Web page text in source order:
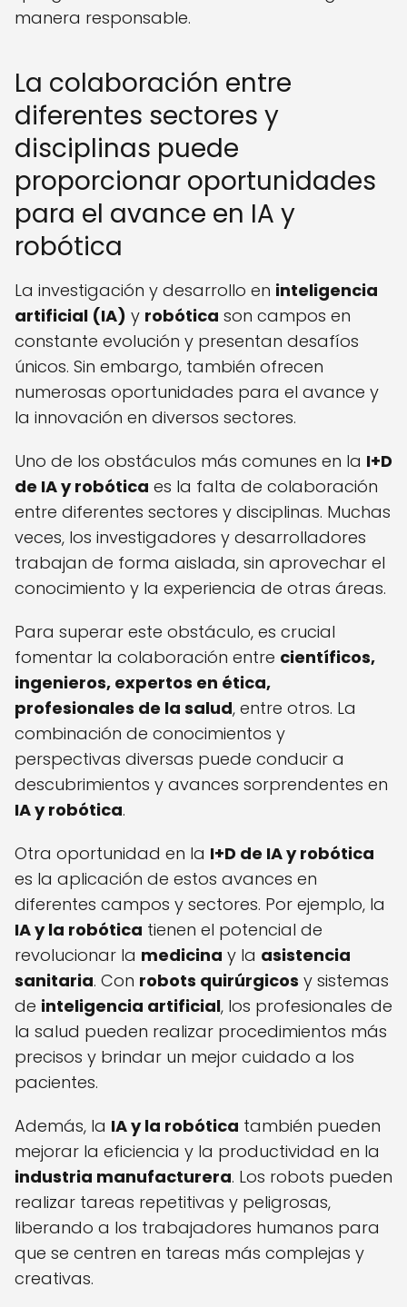
manera responsable.
La colaboración entre
diferentes sectores y
disciplinas puede
proporcionar oportunidades
para el avance en IA y
robótica
La investigación y desarrollo en inteligencia
artificial (IA) y robótica son campos en
constante evolución y presentan desafíos
únicos. Sin embargo, también ofrecen
numerosas oportunidades para el avance y
la innovación en diversos sectores.
Uno de los obstáculos más comunes en la I+D
de IA y robótica es la falta de colaboración
entre diferentes sectores y disciplinas. Muchas
veces, los investigadores y desarrolladores
trabajan de forma aislada, sin aprovechar el
conocimiento y la experiencia de otras áreas.
Para superar este obstáculo, es crucial
fomentar la colaboración entre científicos,
ingenieros, expertos en ética,
profesionales de la salud, entre otros. La
combinación de conocimientos y
perspectivas diversas puede conducir a
descubrimientos y avances sorprendentes en
IA y robótica.
Otra oportunidad en la I+D de IA y robótica
es la aplicación de estos avances en
diferentes campos y sectores. Por ejemplo, la
IA y la robótica tienen el potencial de
revolucionar la medicina y la asistencia
sanitaria. Con robots quirúrgicos y sistemas
de inteligencia artificial, los profesionales de
la salud pueden realizar procedimientos más
precisos y brindar un mejor cuidado a los
pacientes.
Además, la IA y la robótica también pueden
mejorar la eficiencia y la productividad en la
industria manufacturera. Los robots pueden
realizar tareas repetitivas y peligrosas,
liberando a los trabajadores humanos para
que se centren en tareas más complejas y
creativas.